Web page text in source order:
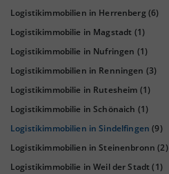
Euro pro Kopf
Kaufkraftindex
KAUFKRAFT - EURO PRO KOPF
Logistikimmobilien in Herrenberg(6)
Logistikimmobilie in Magstadt (1)
Logistikimmobilie in Nufringen (1)
Logistikimmobilien in Renningen (3)
Logistikimmobilie in Rutesheim (1)
Logistikimmobilie in Schönaich (1)
Logistikimmobilien in Sindelfingen (9)
Logistikimmobilien in Steinenbronn (2)
Logistikimmobilie in Weil der Stadt(1)